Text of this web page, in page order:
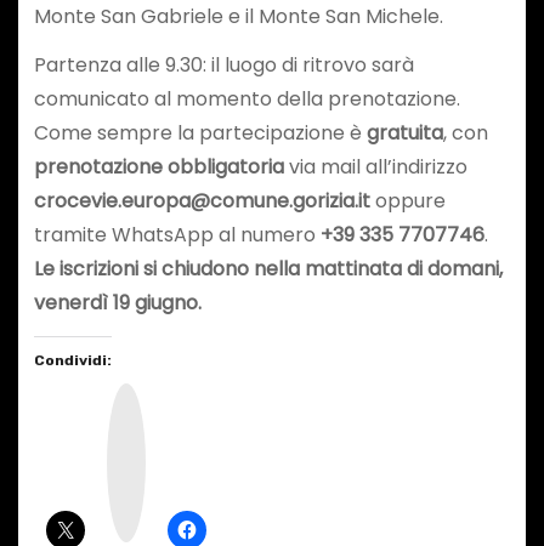
Monte San Gabriele e il Monte San Michele.
Partenza alle 9.30: il luogo di ritrovo sarà
comunicato al momento della prenotazione.
Come sempre la partecipazione è gratuita, con
prenotazione obbligatoriavia mail all’indirizzo
crocevie.europa@comune.gorizia.itoppure
tramite WhatsApp al numero +39 335 7707746.
Le iscrizioni si chiudono nella mattinata di domani,
venerdì 19 giugno.
Condividi: